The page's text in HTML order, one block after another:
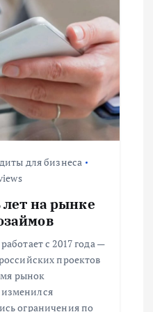
для бизнеса
лет на рынке
с 2017 года —
проектов
рынок
ограничения по